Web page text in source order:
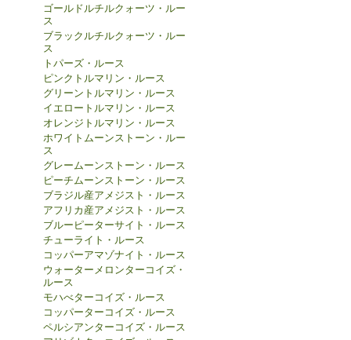
ゴールドルチルクォーツ・ルー
ス
ブラックルチルクォーツ・ルー
ス
トパーズ・ルース
ピンクトルマリン・ルース
グリーントルマリン・ルース
イエロートルマリン・ルース
オレンジトルマリン・ルース
ホワイトムーンストーン・ルー
ス
グレームーンストーン・ルース
ピーチムーンストーン・ルース
ブラジル産アメジスト・ルース
アフリカ産アメジスト・ルース
ブルーピーターサイト・ルース
チューライト・ルース
コッパーアマゾナイト・ルース
ウォーターメロンターコイズ・
ルース
モハべターコイズ・ルース
コッパーターコイズ・ルース
ペルシアンターコイズ・ルース